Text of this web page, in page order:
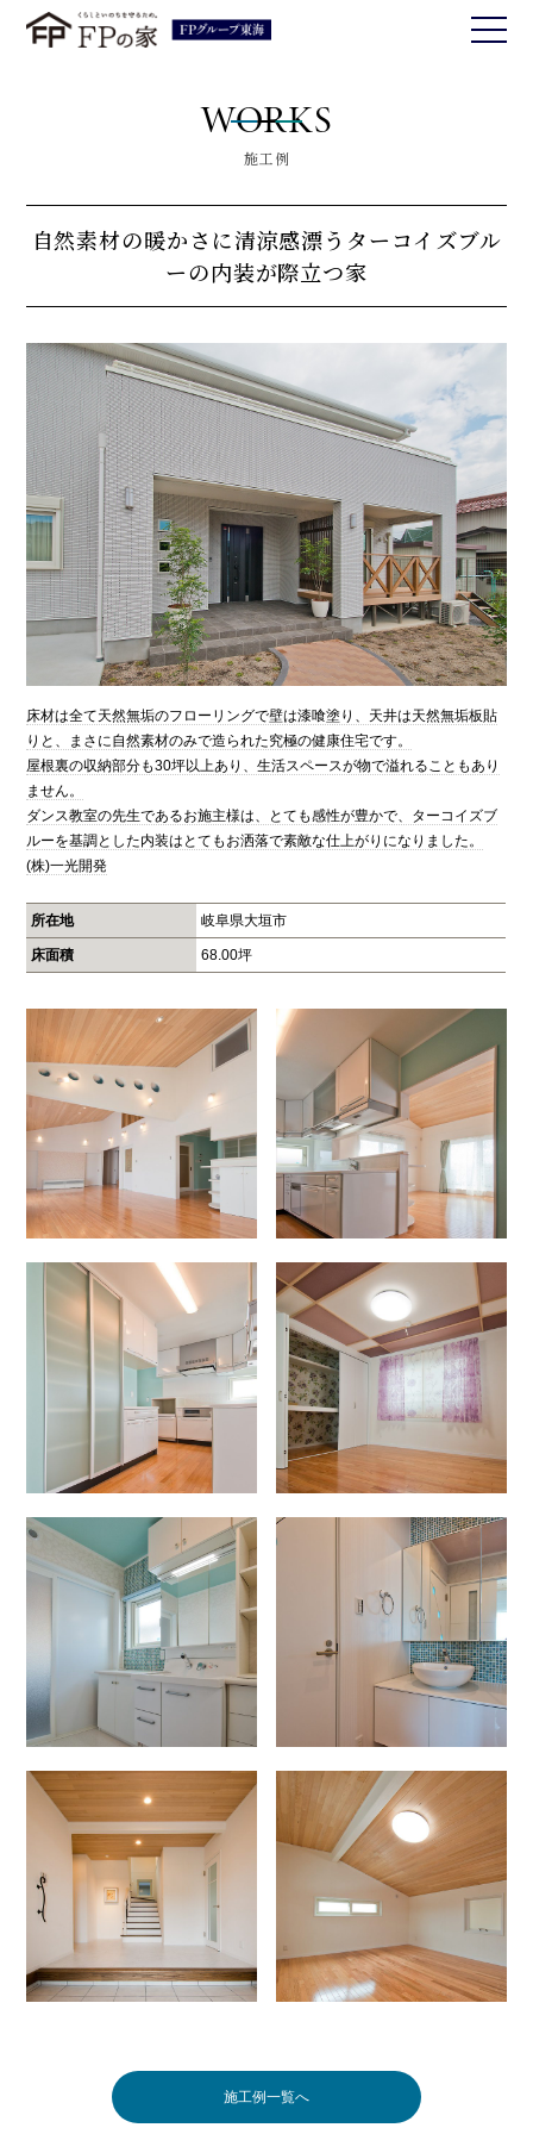
WORKS
施工例
自然素材の暖かさに清涼感漂うターコイズブル
ーの内装が際立つ家
床材は全て天然無垢のフローリングで壁は漆喰塗り、天井は天然無垢板貼
りと、まさに自然素材のみで造られた究極の健康住宅です。
屋根裏の収納部分も30坪以上あり、生活スペースが物で溢れることもあり
ません。
ダンス教室の先生であるお施主様は、とても感性が豊かで、ターコイズブ
ルーを基調とした内装はとてもお洒落で素敵な仕上がりになりました。
(株)一光開発
所在地 岐阜県大垣市
床面積 68.00坪
施工例一覧へ